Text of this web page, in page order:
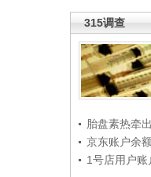
315调查
胎盘素热牵
京东账户余
1号店用户